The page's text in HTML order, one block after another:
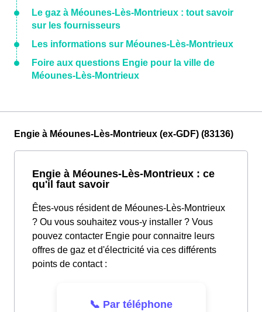
Le gaz à Méounes-Lès-Montrieux : tout savoir
sur les fournisseurs
Les informations sur Méounes-Lès-Montrieux
Foire aux questions Engie pour la ville de
Méounes-Lès-Montrieux
Engie à Méounes-Lès-Montrieux (ex-GDF) (83136)
Engie à Méounes-Lès-Montrieux : ce
qu'il faut savoir
Êtes-vous résident de Méounes-Lès-Montrieux
? Ou vous souhaitez vous-y installer ? Vous
pouvez contacter Engie pour connaitre leurs
offres de gaz et d'électricité via ces différents
points de contact :
📞 Par téléphone